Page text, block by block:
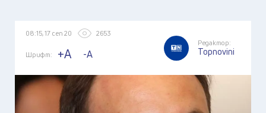
08:15, 17 сеп 20 2653
Шрифт: +A -A
Редактор:
Topnovini